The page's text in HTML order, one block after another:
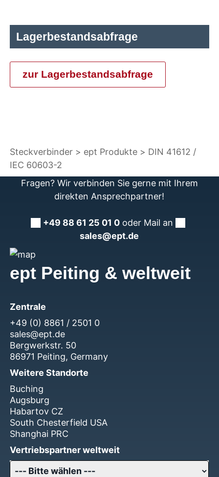
Lagerbestandsabfrage
zur Lagerbestandsabfrage
Steckverbinder ept Produkte
DIN 41612 /
IEC 60603-2
Fragen? Wir verbinden Sie gerne mit Ihrem
direkten Ansprechpartner!
+49 88 61 25 01 0 oder Mail an
sales@ept.de
ept Peiting & weltweit
Zentrale
+49 (0) 8861 / 2501 0
sales@ept.de
Bergwerkstr. 50
86971 Peiting, Germany
Weitere Standorte
Buching
Augsburg
Habartov CZ
South Chesterfield USA
Shanghai PRC
Vertriebspartner weltweit